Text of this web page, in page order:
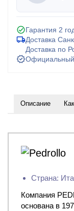
Гарантия 2
Доставка
Доставка по
Описание
Страна:
Компания
основана в